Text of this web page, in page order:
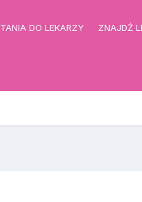
DO LEKARZY ZNAJDŹ